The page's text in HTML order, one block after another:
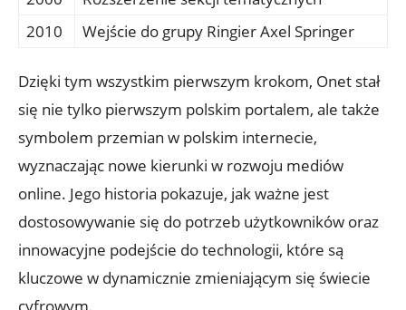
2010
Wejście do grupy Ringier Axel Springer
Dzięki tym wszystkim pierwszym krokom, Onet stał
się nie tylko pierwszym polskim portalem, ale także
symbolem przemian w polskim internecie,
wyznaczając nowe kierunki w rozwoju mediów
online. Jego historia pokazuje, jak ważne jest
dostosowywanie się do potrzeb użytkowników oraz
innowacyjne podejście do technologii, które są
kluczowe w dynamicznie zmieniającym się świecie